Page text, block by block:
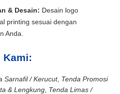
& Desain: Desain logo
printing sesuai dengan
Anda.
Kami:
Sarnafil / Kerucut, Tenda Promosi
& Lengkung Tenda Limas /